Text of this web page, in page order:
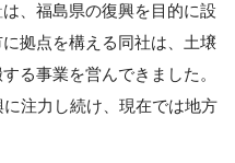
は、福島県の復興を目的に設
拠点を構える同社は、土壌
る事業を営んできました。
注力し続け、現在では地方